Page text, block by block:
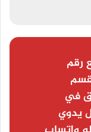
رقم
في
يدوي